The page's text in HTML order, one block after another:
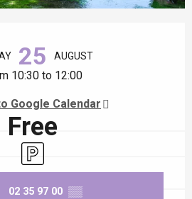
25 AUGUST
10:30 to 12:00
Google Calendar
Free
Car park
02 35 97 00 ▒▒